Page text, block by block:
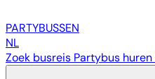
PARTYBUSSEN
NL
Zoek busreis Partybus huren